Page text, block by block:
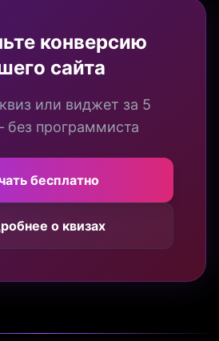
конверсию
сайта
или виджет за 5
программиста
бесплатно
о квизах